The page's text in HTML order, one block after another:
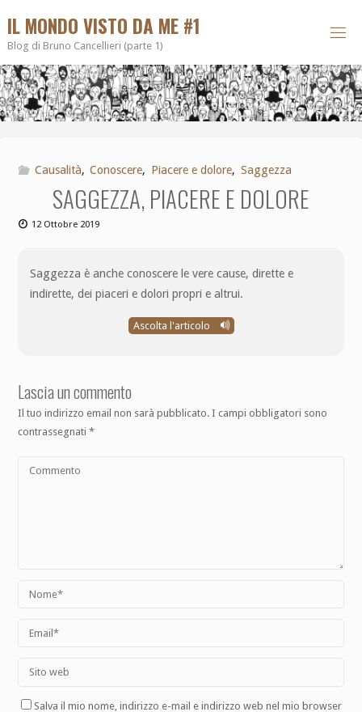
IL MONDO VISTO DA ME #1
Blog di Bruno Cancellieri (parte 1)
Causalità, Conoscere, Piacere e dolore, Saggezza
SAGGEZZA, PIACERE E DOLORE
12 Ottobre 2019
Saggezza è anche conoscere le vere cause, dirette e
indirette, dei piaceri e dolori propri e altrui.
Ascolta l'articolo
Lascia un commento
Il tuo indirizzo email non sarà pubblicato. I campi obbligatori sono
contrassegnati*
Salva il mio nome, indirizzo e-mail e indirizzo web nel mio browser